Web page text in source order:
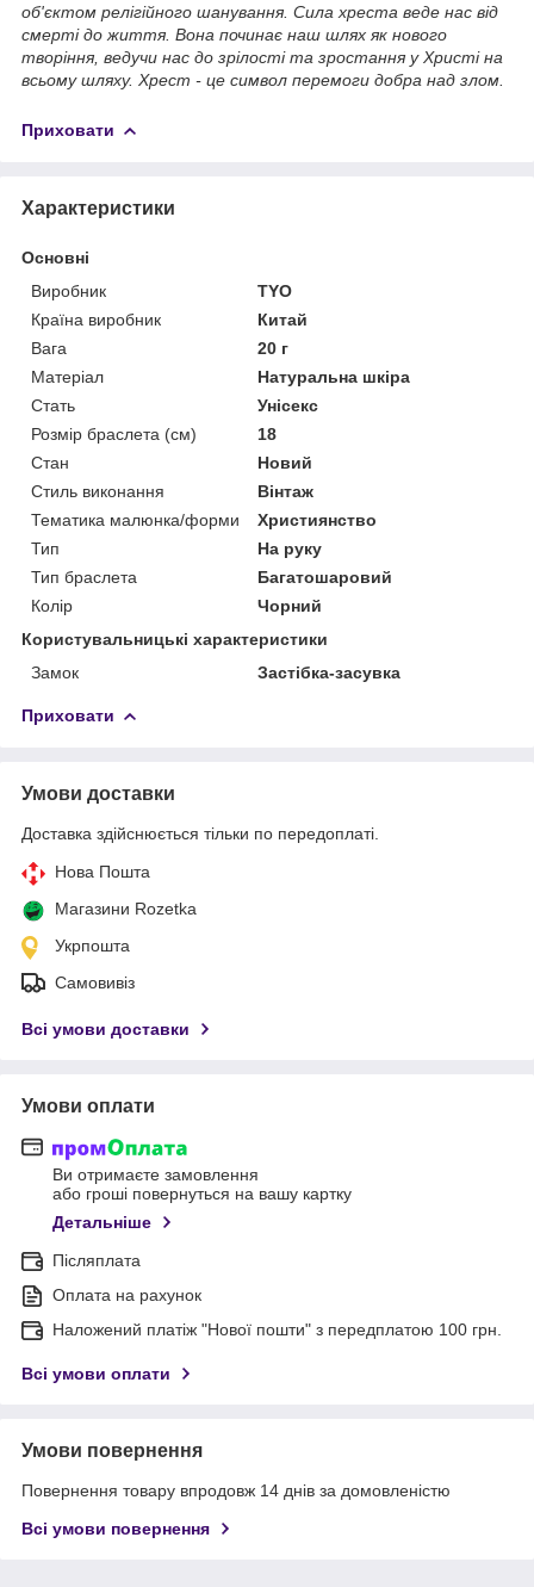
об'єктом релігійного шанування. Сила хреста веде нас від
смерті до життя. Вона починає наш шлях як нового
творіння, ведучи нас до зрілості та зростання у Христі на
всьому шляху. Хрест - це символ перемоги добра над злом.
Приховати
Характеристики
Основні
Виробник
TYO
Країна виробник
Китай
Вага
20 г
Матеріал
Натуральна шкіра
Стать
Унісекс
Розмір браслета (см)
18
Стан
Новий
Стиль виконання
Вінтаж
Тематика малюнка/форми
Християнство
Тип
На руку
Тип браслета
Багатошаровий
Колір
Чорний
Користувальницькі характеристики
Замок
Застібка-засувка
Приховати
Умови доставки
Доставка здійснюється тільки по передоплаті.
Нова Пошта
Магазини Rozetka
Укрпошта
Самовивіз
Всі умови доставки
Умови оплати
Ви отримаєте замовлення
або гроші повернуться на вашу картку
Детальніше
Післяплата
Оплата на рахунок
Наложений платіж "Нової пошти" з передплатою 100 грн.
Всі умови оплати
Умови повернення
Повернення товару впродовж 14 днів за домовленістю
Всі умови повернення